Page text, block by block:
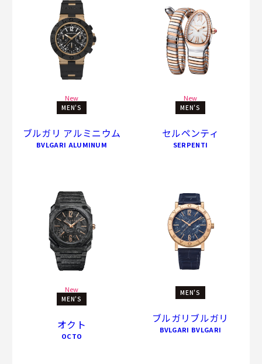
New
MEN'S
ブルガリ アルミニウム
BVLGARI ALUMINUM
New
MEN'S
セルペンティ
SERPENTI
New
MEN'S
オクト
OCTO
MEN'S
ブルガリブルガリ
BVLGARI BVLGARI